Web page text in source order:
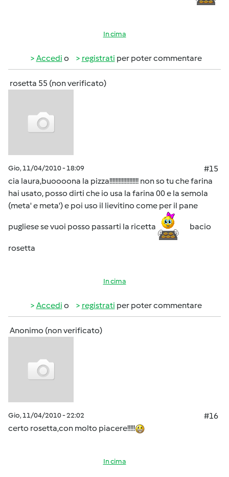
In cima
Accedi o registrati per poter commentare
rosetta 55 (non verificato)
Gio, 11/04/2010 - 18:09
#15
cia laura,buoooona la pizza!!!!!!!!!!!!!!!!!!! non so tu che farina
hai usato, posso dirti che io usa la farina 00 e la semola
(meta' e meta') e poi uso il lievitino come per il pane
pugliese se vuoi posso passarti la ricetta bacio
rosetta
In cima
Accedi o registrati per poter commentare
Anonimo (non verificato)
Gio, 11/04/2010 - 22:02
#16
certo rosetta,con molto piacere!!!!!
In cima